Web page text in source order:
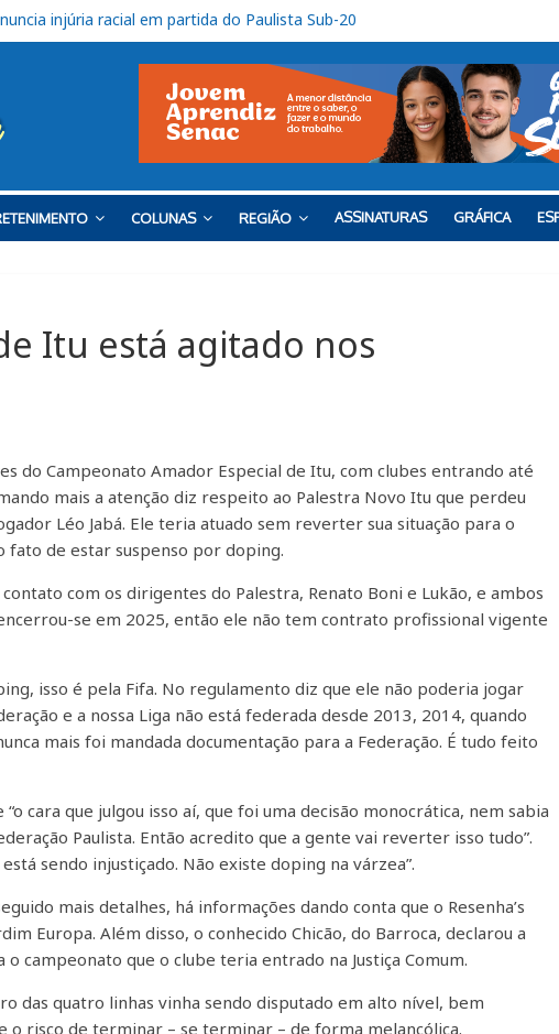
na SP-075, em Itu
confronto contra o Barra
do Ituano tem uma vitória e um empate
Ouro tem sequência em Itu
injúria racial em partida do Paulista Sub-20
COLUNAS REGIÃO ASSINATURAS GRÁFICA
Itu está agitado nos
do Campeonato Amador Especial de Itu, com clubes entrando até
mais a atenção diz respeito ao Palestra Novo Itu que perdeu
Léo Jabá. Ele teria atuado sem reverter sua situação para o
de estar suspenso por doping.
com os dirigentes do Palestra, Renato Boni e Lukão, e ambos
se em 2025, então ele não tem contrato profissional vigente
isso é pela Fifa. No regulamento diz que ele não poderia jogar
e a nossa Liga não está federada desde 2013, 2014, quando
mais foi mandada documentação para a Federação. É tudo feito
cara que julgou isso aí, que foi uma decisão monocrática, nem sabia
Paulista. Então acredito que a gente vai reverter isso tudo”.
sendo injustiçado. Não existe doping na várzea”.
mais detalhes, há informações dando conta que o Resenha’s
Europa. Além disso, o conhecido Chicão, do Barroca, declarou a
campeonato que o clube teria entrado na Justiça Comum.
das quatro linhas vinha sendo disputado em alto nível, bem
o risco de terminar – se terminar – de forma melancólica.